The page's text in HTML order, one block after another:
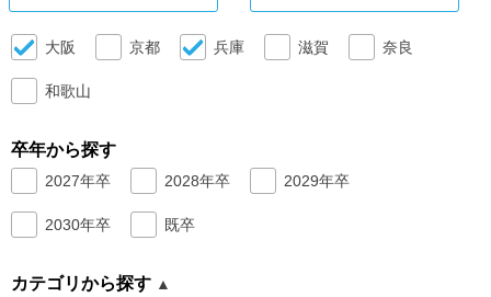
あなたに合う仕事を診断！
就活ニュースペーパー
就活時事ニュースを更新
大阪 京都 兵庫 滋賀 奈良
和歌山
卒年から探す
2027年卒 2028年卒 2029年卒
2030年卒 既卒
カテゴリから探す